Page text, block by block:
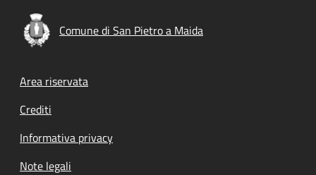
Comune di San Pietro a Maida
Footer menu
Area riservata
Crediti
Informativa privacy
Note legali